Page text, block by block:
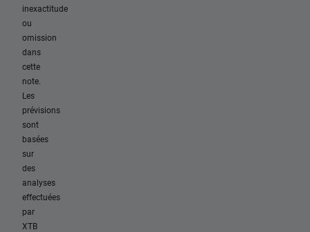
inexactitude
ou
omission
dans
cette
note.
Les
prévisions
sont
basées
sur
des
analyses
effectuées
par
XTB